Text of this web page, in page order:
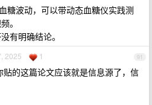
糖波动，可以带动态血糖仪实践测
。
有明确结论。
91
2025 1
贴的这篇论文应该就是信息源了，信